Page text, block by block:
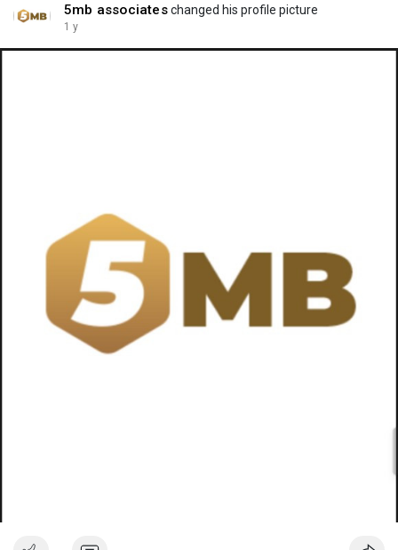
5mb associateschanged his profile picture
1 y